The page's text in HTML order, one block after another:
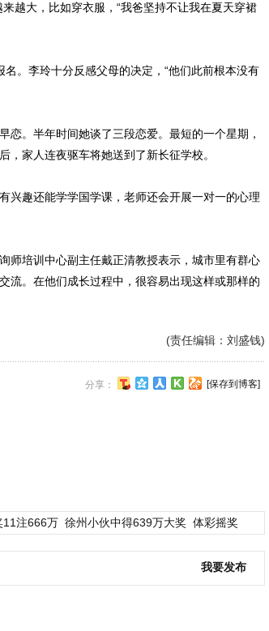
越大，比如穿衣服，“我爸坚持不让我在夏天穿裙
李玲十分反感父母的决定，“他们此前根本没有
。半年时间她谈了三段恋爱。最短的一个星期，
，家人连夜驱车将她送到了新长征学校。
趣还能学学国学课，老师还会开展一对一的心理
培训中心副主任戴正清教授表示，城市里有群心
流。在他们成长过程中，很容易出现这样或那样的
(责任编辑：刘盛钱)
分享： [保存到博客]
11注666万 徐州小伙中得639万大奖 体彩摇奖
我要发布